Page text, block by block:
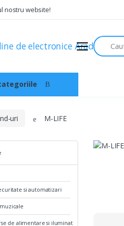
nostru website!
si
si
Search
uri M-LIFE
si automatizari
de alimentare si iluminat